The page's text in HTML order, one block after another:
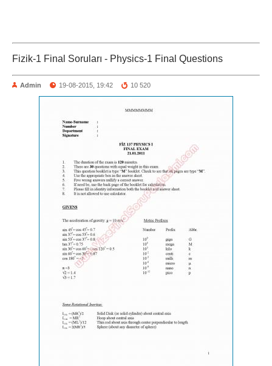
Fizik-1 Final Soruları - Physics-1 Final Questions
Admin 19-08-2015, 19:42 10 520